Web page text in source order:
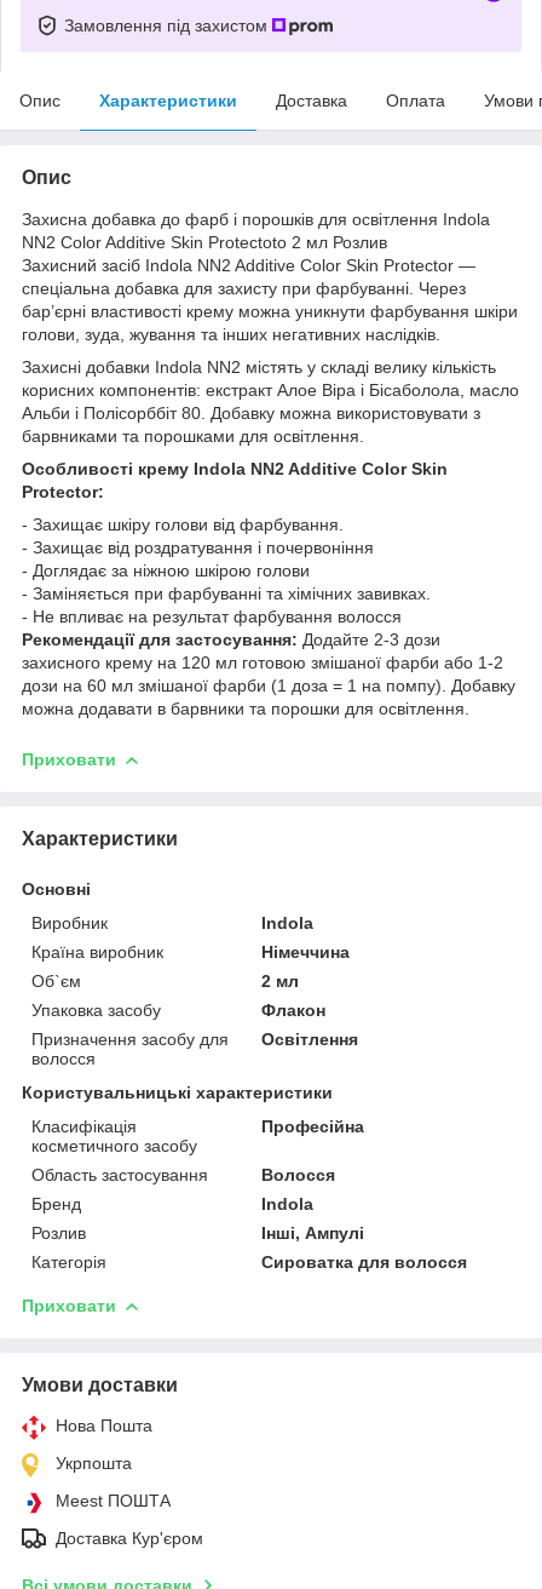
Замовлення під захистом
Опис Характеристики Доставка Оплата Умови
Опис
Захисна добавка до фарб і порошків для освітлення Indola
NN2 Color Additive Skin Protectoto 2 мл Розлив
Захисний засіб Indola NN2 Additive Color Skin Protector —
спеціальна добавка для захисту при фарбуванні. Через
бар’єрні властивості крему можна уникнути фарбування шкіри
голови, зуда, жування та інших негативних наслідків.
Захисні добавки Indola NN2 містять у складі велику кількість
корисних компонентів: екстракт Алое Віра і Бісаболола, масло
Альби і Полісорббіт 80. Добавку можна використовувати з
барвниками та порошками для освітлення.
Особливості крему Indola NN2 Additive Color Skin
Protector:
- Захищає шкіру голови від фарбування.
- Захищає від роздратування і почервоніння
- Доглядає за ніжною шкірою голови
- Заміняється при фарбуванні та хімічних завивках.
- Не впливає на результат фарбування волосся
Рекомендації для застосування: Додайте 2-3 дози
захисного крему на 120 мл готовою змішаної фарби або 1-2
дози на 60 мл змішаної фарби (1 доза = 1 на помпу). Добавку
можна додавати в барвники та порошки для освітлення.
Приховати
Характеристики
Основні
Виробник
Indola
Країна виробник
Німеччина
Об`єм
2 мл
Упаковка засобу
Флакон
Призначення засобу для
волосся
Освітлення
Користувальницькі характеристики
Класифікація
косметичного засобу
Професійна
Область застосування
Волосся
Бренд
Indola
Розлив
Інші, Ампулі
Категорія
Сироватка для волосся
Приховати
Умови доставки
Нова Пошта
Укрпошта
Meest ПОШТА
Доставка Кур'єром
Всі умови доставки